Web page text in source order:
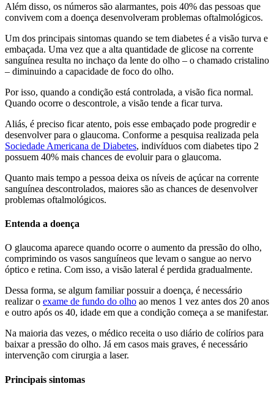
Além disso, os números são alarmantes, pois 40% das pessoas que
convivem com a doença desenvolveram problemas oftalmológicos.
Um dos principais sintomas quando se tem diabetes é a visão turva e
embaçada. Uma vez que a alta quantidade de glicose na corrente
sanguínea resulta no inchaço da lente do olho – o chamado cristalino
– diminuindo a capacidade de foco do olho.
Por isso, quando a condição está controlada, a visão fica normal.
Quando ocorre o descontrole, a visão tende a ficar turva.
Aliás, é preciso ficar atento, pois esse embaçado pode progredir e
desenvolver para o glaucoma. Conforme a pesquisa realizada pela
Sociedade Americana de Diabetes, indivíduos com diabetes tipo 2
possuem 40% mais chances de evoluir para o glaucoma.
Quanto mais tempo a pessoa deixa os níveis de açúcar na corrente
sanguínea descontrolados, maiores são as chances de desenvolver
problemas oftalmológicos.
Entenda a doença
O glaucoma aparece quando ocorre o aumento da pressão do olho,
comprimindo os vasos sanguíneos que levam o sangue ao nervo
óptico e retina. Com isso, a visão lateral é perdida gradualmente.
Dessa forma, se algum familiar possuir a doença, é necessário
realizar o exame de fundo do olho ao menos 1 vez antes dos 20 anos
e outro após os 40, idade em que a condição começa a se manifestar.
Na maioria das vezes, o médico receita o uso diário de colírios para
baixar a pressão do olho. Já em casos mais graves, é necessário
intervenção com cirurgia a laser.
Principais sintomas